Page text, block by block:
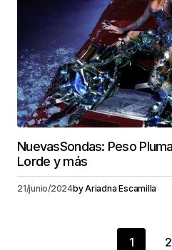
NuevasSondas: Peso
Lorde y más
21/junio/2024byAriadna Escamilla
1 2